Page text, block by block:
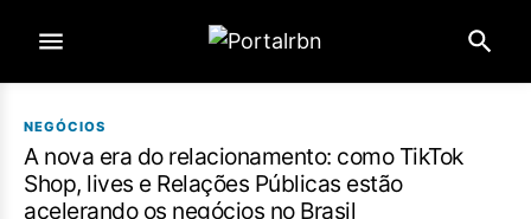
NEGÓCIOS
A nova era do relacionamento: como TikTok
Shop, lives e Relações Públicas estão
acelerando os negócios no Brasil